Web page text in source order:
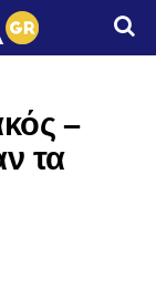
–
τα